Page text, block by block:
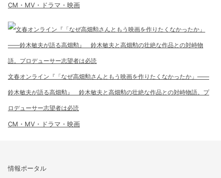
CM・MV・ドラマ・映画
文春オンライン『「なぜ高畑勲さんともう映画を作りたくなかったか」――
鈴木敏夫が語る高畑勲』 鈴木敏夫と高畑勲の壮絶な作品との対峙物語。プ
ロデューサー志望者は必読
CM・MV・ドラマ・映画
情報ポータル